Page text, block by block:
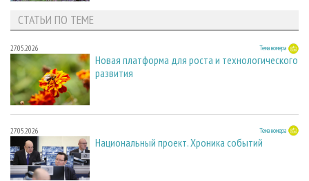
СТАТЬИ ПО ТЕМЕ
27.05.2026 Тема номера
Новая платформа для роста и технологического
развития
27.05.2026 Тема номера
Национальный проект. Хроника событий